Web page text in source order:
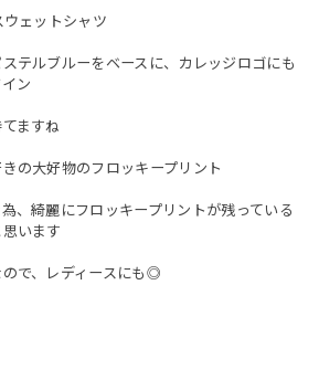
ェットシャツ
テルブルーをベースに、カレッジロゴにも
ン
ますね
の大好物のフロッキープリント
、綺麗にフロッキープリントが残っている
います
で、レディースにも◎